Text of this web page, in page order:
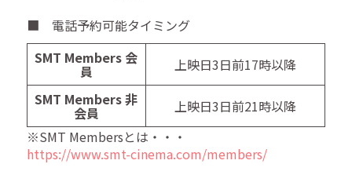
■ 電話予約可能タイミング
SMT Members 会
員
上映日3日前17時以降
SMT Members 非
会員
上映日3日前21時以降
※SMT Membersとは・・・
https://www.smt-cinema.com/members/